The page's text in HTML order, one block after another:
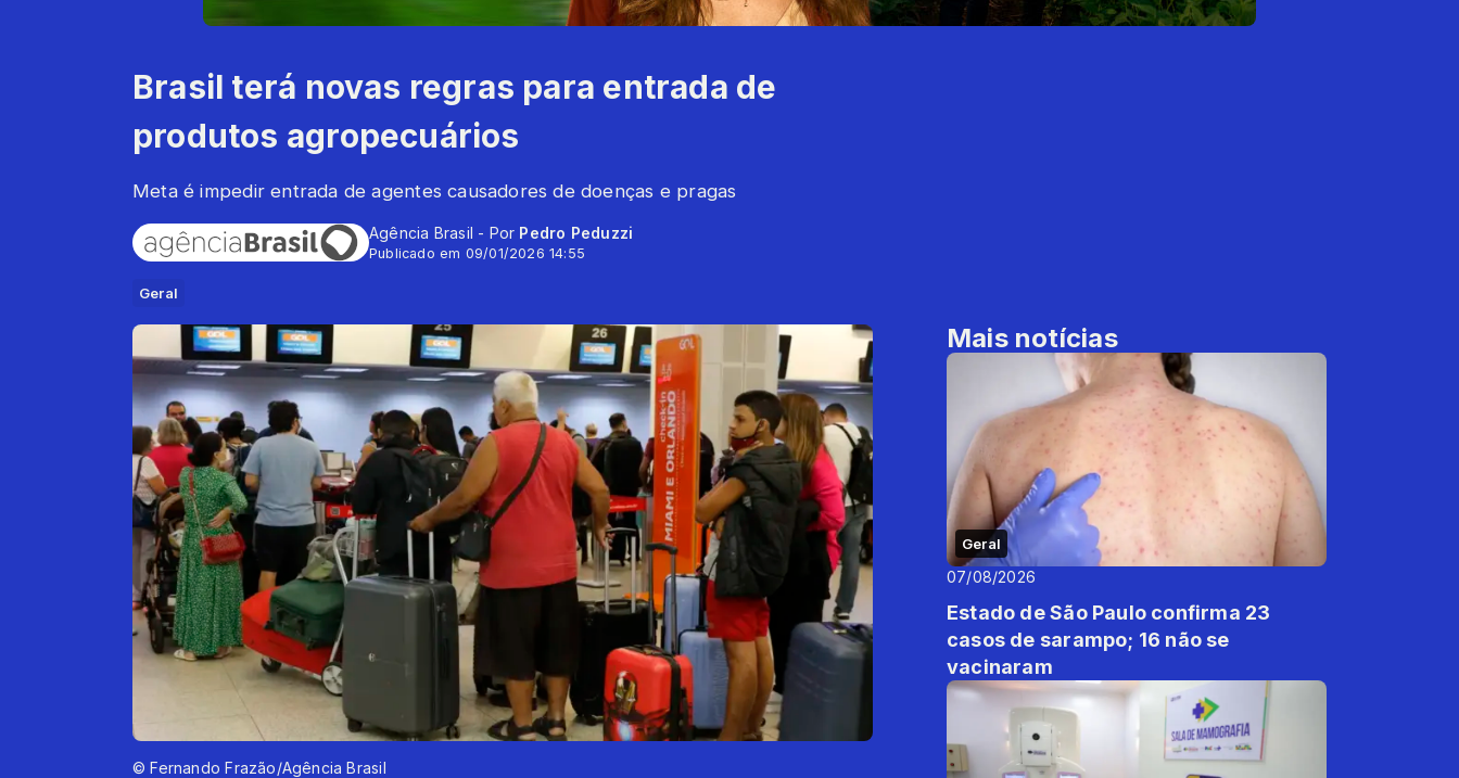
Brasil terá novas regras para entrada de
produtos agropecuários
Meta é impedir entrada de agentes causadores de doenças e pragas
Agência Brasil - Por Pedro Peduzzi
Publicado em 09/01/2026 14:55
Geral
© Fernando Frazão/Agência Brasil
Mais notícias
Geral
07/08/2026
Estado de São Paulo confirma 23
casos de sarampo; 16 não se
vacinaram